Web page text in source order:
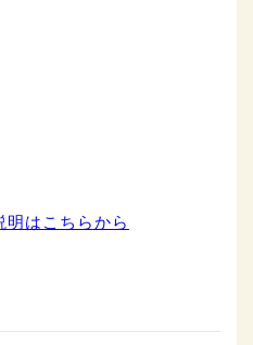
はこちらから